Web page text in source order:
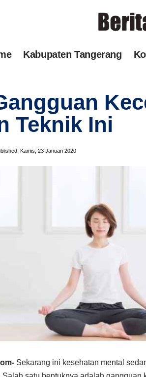
Kabupaten Tangerang
Teknik Ini
Kamis, 23 Januari 2020
Sekarang ini kesehatan mental